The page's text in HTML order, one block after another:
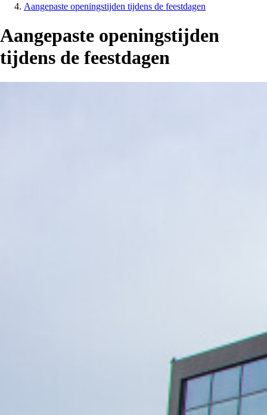
Aangepaste openingstijden tijdens de feestdagen
Aangepaste openingstijden
tijdens de feestdagen